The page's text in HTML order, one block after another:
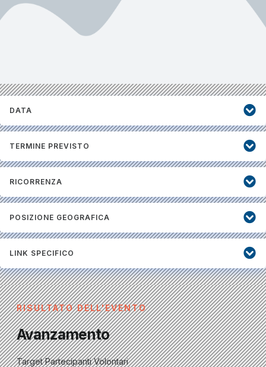
DATA
TERMINE PREVISTO
RICORRENZA
POSIZIONE GEOGRAFICA
LINK SPECIFICO
RISULTATO DELL'EVENTO
Avanzamento
Target Partecipanti Volontari